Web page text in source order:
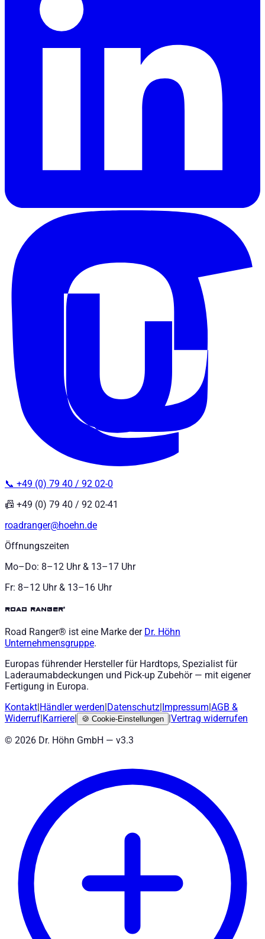
📞 +49 (0) 79 40 / 92 02-0
📠 +49 (0) 79 40 / 92 02-41
roadranger@hoehn.de
Öffnungszeiten
Mo–Do: 8–12 Uhr & 13–17 Uhr
Fr: 8–12 Uhr & 13–16 Uhr
road ranger®
Road Ranger® ist eine Marke der Dr. Höhn
Unternehmensgruppe.
Europas führender Hersteller für Hardtops, Spezialist für
Laderaumabdeckungen und Pick-up Zubehör — mit eigener
Fertigung in Europa.
Kontakt Händler werden Datenschutz Impressum AGB &
Widerruf Karriere 🍪 Cookie-Einstellungen
Vertrag widerrufen
© 2026 Dr. Höhn GmbH — v3.3